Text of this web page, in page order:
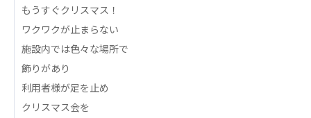
心の会
医療（共に生きる仲間達）
医療法人社団 美翔会
聖心美容クリニック
S-Labo（渋谷院）
もうすぐクリスマス！
ワクワクが止まらない
施設内では色々な場所で
飾りがあり
利用者様が足を止め
クリスマス会を